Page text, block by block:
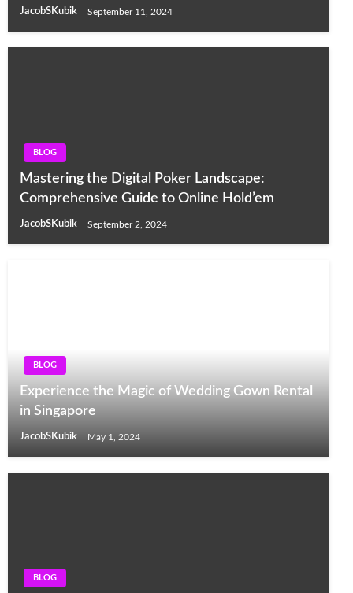
JacobSKubik September 11, 2024
BLOG
Mastering the Digital Poker Landscape:
Comprehensive Guide to Online Hold’em
JacobSKubik September 2, 2024
BLOG
Experience the Magic of Wedding Gown Rental
in Singapore
JacobSKubik May 1, 2024
BLOG